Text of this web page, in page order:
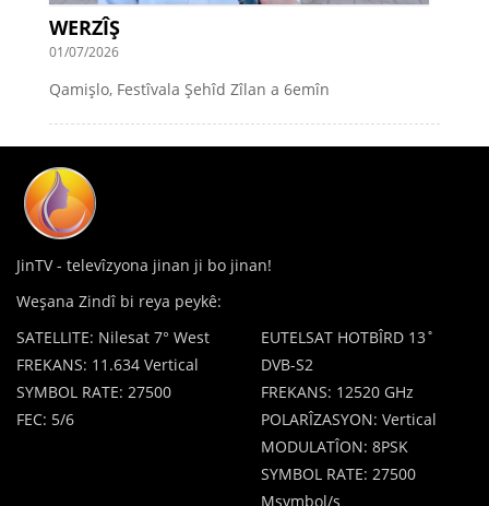
WERZÎŞ
01/07/2026
Qamişlo, Festîvala Şehîd Zîlan a 6emîn
JinTV - televîzyona jinan ji bo jinan!
Weşana Zindî bi reya peykê:
SATELLITE: Nilesat 7° West
FREKANS: 11.634 Vertical
SYMBOL RATE: 27500
FEC: 5/6
EUTELSAT HOTBÎRD 13˚
DVB-S2
FREKANS: 12520 GHz
POLARÎZASYON: Vertical
MODULATÎON: 8PSK
SYMBOL RATE: 27500
Msymbol/s